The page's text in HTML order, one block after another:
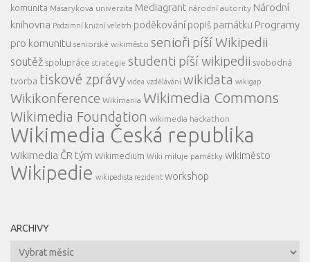
komunita Masarykova univerzita Mediagrant národní autority Národní
knihovna Podzimní knižní veletrh poděkování popiš památku Programy
pro komunitu seniorské wikiměsto senioři píší Wikipedii
soutěž spolupráce strategie studenti píší wikipedii svobodná
tvorba tiskové zprávy videa vzdělávání wikidata wikigap
Wikikonference Wikimania Wikimedia Commons
Wikimedia Foundation wikimedia hackathon
Wikimedia Česká republika
Wikimedia ČR tým Wikimedium Wiki miluje památky wikiměsto
Wikipedie wikipedista rezident workshop
ARCHIVY
Archivy